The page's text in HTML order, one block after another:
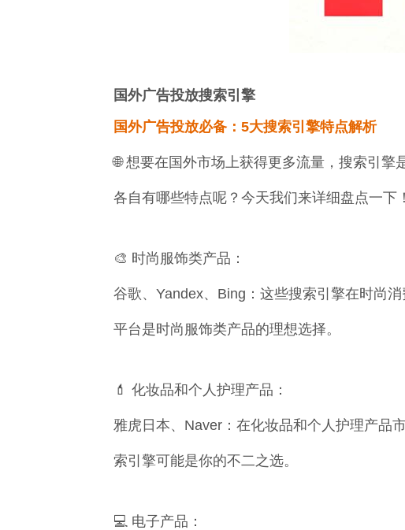
国外广告投放搜索引擎
国外广告投放必备：5大搜索引擎特点解析
🌐 想要在 国外市场上获得更多流量，搜索引擎
各自有哪些特点呢？今天我们来详细盘点一下！
🎨 时尚服饰类产品：
谷歌、Yandex、Bing：这些搜索引擎在时尚
平台是时尚服饰类产品的理想选择。
💄 化妆品和个人护理产品：
雅虎日本、Naver：在化妆品和个人护理产品
索引擎可能是你的不二之选。
💻 电子产品：